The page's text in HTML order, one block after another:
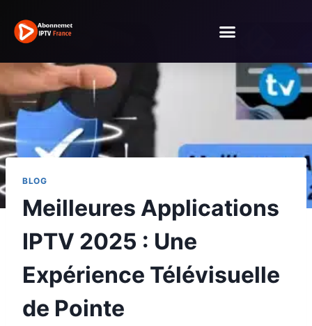
BLOG
Meilleures Applications
IPTV 2025 : Une
Expérience Télévisuelle
de Pointe